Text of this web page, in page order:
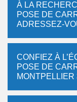
À LA
POSE DE
ADRESSEZ-
CONFIEZ À
POSE DE
MONTPELLIER